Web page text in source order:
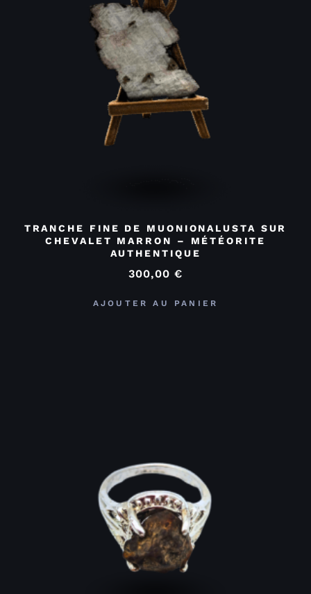
TRANCHE FINE DE MUONIONALUSTA SUR
CHEVALET MARRON – MÉTÉORITE
AUTHENTIQUE
300,00 €
AJOUTER AU PANIER